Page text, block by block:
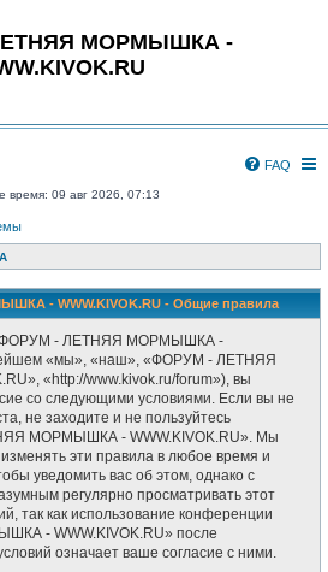
МОРМЫШКА -
FAQ
время: 09 авг 2026, 07:13
- WWW.KIVOK.RU - Общие правила
«ФОРУМ - ЛЕТНЯЯ МОРМЫШКА -
«мы», «наш», «ФОРУМ - ЛЕТНЯЯ
«http://www.kivok.ru/forum»), вы
со следующими условиями. Если вы не
не заходите и не пользуйтесь
МОРМЫШКА - WWW.KIVOK.RU». Мы
эти правила в любое время и
уведомить вас об этом, однако с
регулярно просматривать этот
так как использование конференции
- WWW.KIVOK.RU» после
означает ваше согласие с ними.